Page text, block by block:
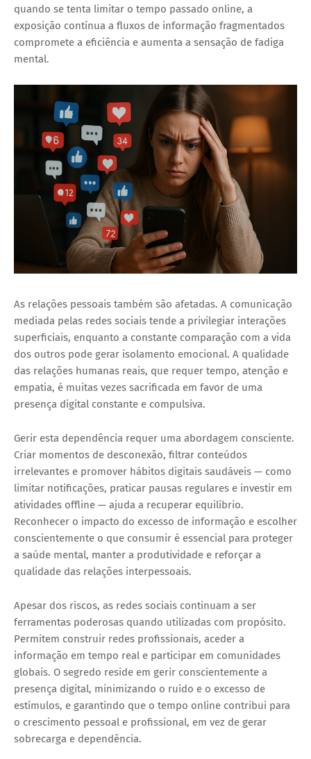
quando se tenta limitar o tempo passado online, a
exposição contínua a fluxos de informação fragmentados
compromete a eficiência e aumenta a sensação de fadiga
mental.
As relações pessoais também são afetadas. A comunicação
mediada pelas redes sociais tende a privilegiar interações
superficiais, enquanto a constante comparação com a vida
dos outros pode gerar isolamento emocional. A qualidade
das relações humanas reais, que requer tempo, atenção e
empatia, é muitas vezes sacrificada em favor de uma
presença digital constante e compulsiva.
Gerir esta dependência requer uma abordagem consciente.
Criar momentos de desconexão, filtrar conteúdos
irrelevantes e promover hábitos digitais saudáveis — como
limitar notificações, praticar pausas regulares e investir em
atividades offline — ajuda a recuperar equilíbrio.
Reconhecer o impacto do excesso de informação e escolher
conscientemente o que consumir é essencial para proteger
a saúde mental, manter a produtividade e reforçar a
qualidade das relações interpessoais.
Apesar dos riscos, as redes sociais continuam a ser
ferramentas poderosas quando utilizadas com propósito.
Permitem construir redes profissionais, aceder a
informação em tempo real e participar em comunidades
globais. O segredo reside em gerir conscientemente a
presença digital, minimizando o ruído e o excesso de
estímulos, e garantindo que o tempo online contribui para
o crescimento pessoal e profissional, em vez de gerar
sobrecarga e dependência.